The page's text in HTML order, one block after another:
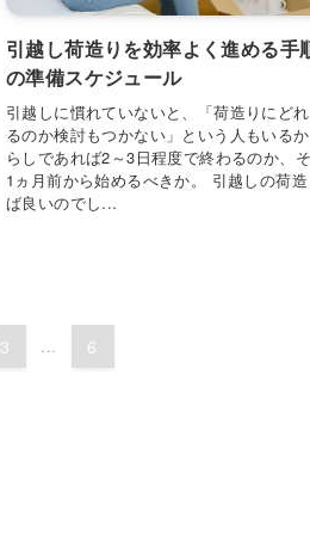
引越し荷造りを効率よく進める手
の準備スケジュール
引越しに慣れていないと、「荷造りにど
るのか検討もつかない」という人もいる
らしであれば2～3日程度で終わるのか、
1ヵ月前から始めるべきか。 引越しの荷
ば良いのでし...
3 ... 6